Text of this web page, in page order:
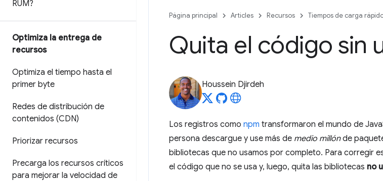
RUM?
Optimiza la entrega de
recursos
Optimiza el tiempo hasta el
primer byte
Redes de distribución de
contenidos (CDN)
Priorizar recursos
Precarga los recursos críticos
para mejorar la velocidad de
Página principal Articles Recursos Tiempos de carga
Quita el código sin
Houssein Djirdeh
Los registros como npm transformaron el mundo de
persona descargue y use más de medio millónde
bibliotecas que no usamos por completo. Para corregir
el código que no se usa y, luego, quita las bibliotecas no